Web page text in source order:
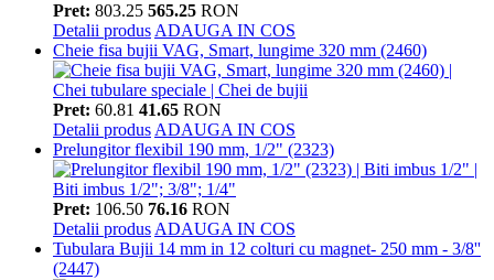
Pret: 803.25 565.25 RON
Detalii produs ADAUGA IN COS
Cheie fisa bujii VAG, Smart, lungime 320 mm (2460)
Pret: 60.81 41.65 RON
Detalii produs ADAUGA IN COS
Prelungitor flexibil 190 mm, 1/2" (2323)
Pret: 106.50 76.16 RON
Detalii produs ADAUGA IN COS
Tubulara Bujii 14 mm in 12 colturi cu magnet- 250 mm - 3/8''
(2447)